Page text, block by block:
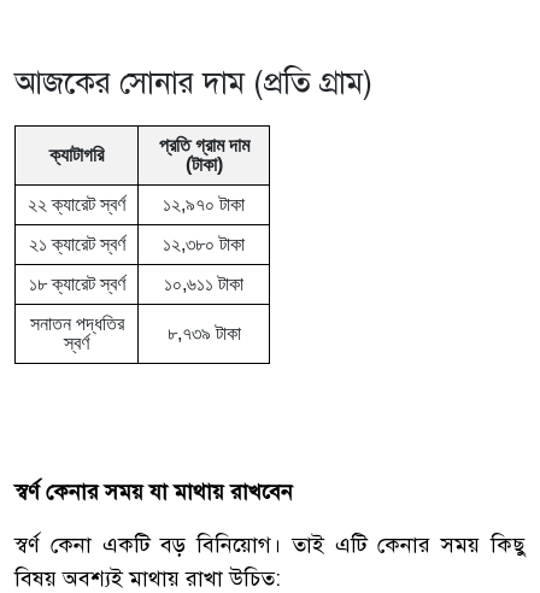
আজকের সোনার দাম (প্রতি গ্রাম)
ক্যাটাগরি
প্রতি গ্রাম দাম
(টাকা)
২২ ক্যারেট স্বর্ণ
১২,৯৭০ টাকা
২১ ক্যারেট স্বর্ণ
১২,৩৮০ টাকা
১৮ ক্যারেট স্বর্ণ
১০,৬১১ টাকা
সনাতন পদ্ধতির
স্বর্ণ
৮,৭৩৯ টাকা
স্বর্ণ কেনার সময় যা মাথায় রাখবেন
স্বর্ণ কেনা একটি বড় বিনিয়োগ। তাই এটি কেনার সময় কিছু
বিষয় অবশ্যই মাথায় রাখা উচিত: